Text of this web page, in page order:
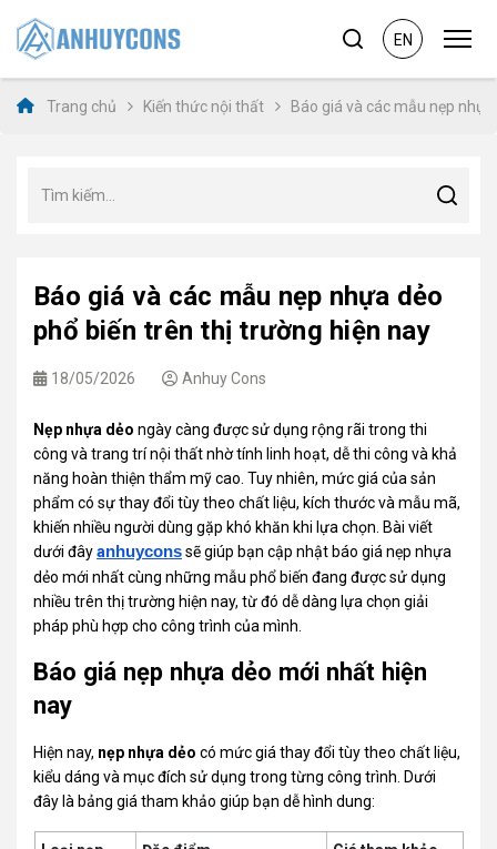
EN
Trang chủ Kiến thức nội thất Báo giá và các mẫu nẹp
Báo giá và các mẫu nẹp nhựa dẻo
phổ biến trên thị trường hiện nay
18/05/2026 Anhuy Cons
Nẹp nhựa dẻo ngày càng được sử dụng rộng rãi trong thi
công và trang trí nội thất nhờ tính linh hoạt, dễ thi công và khả
năng hoàn thiện thẩm mỹ cao. Tuy nhiên, mức giá của sản
phẩm có sự thay đổi tùy theo chất liệu, kích thước và mẫu mã,
khiến nhiều người dùng gặp khó khăn khi lựa chọn. Bài viết
dưới đâyanhuyconssẽ giúp bạn cập nhật báo giá nẹp nhựa
dẻo mới nhất cùng những mẫu phổ biến đang được sử dụng
nhiều trên thị trường hiện nay, từ đó dễ dàng lựa chọn giải
pháp phù hợp cho công trình của mình.
Báo giá nẹp nhựa dẻo mới nhất hiện
nay
Hiện nay, nẹp nhựa dẻo có mức giá thay đổi tùy theo chất liệu,
kiểu dáng và mục đích sử dụng trong từng công trình. Dưới
đây là bảng giá tham khảo giúp bạn dễ hình dung: